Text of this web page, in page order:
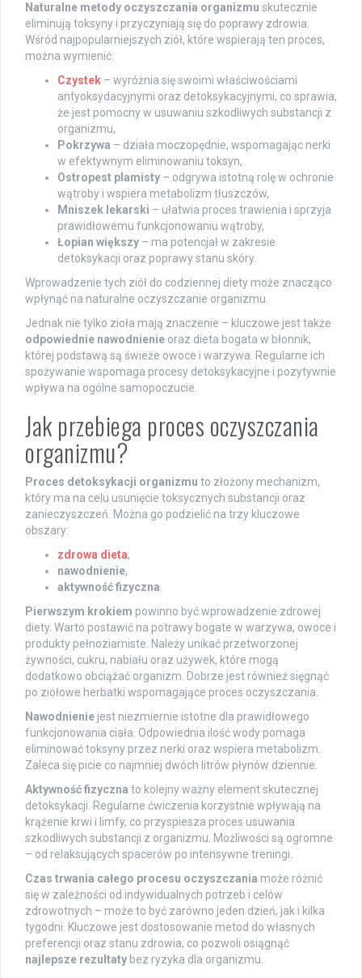
Naturalne metody oczyszczania organizmu skutecznie
eliminują toksyny i przyczyniają się do poprawy zdrowia.
Wśród najpopularniejszych ziół, które wspierają ten proces,
można wymienić:
Czystek – wyróżnia się swoimi właściwościami
antyoksydacyjnymi oraz detoksykacyjnymi, co sprawia,
że jest pomocny w usuwaniu szkodliwych substancji z
organizmu,
Pokrzywa – działa moczopędnie, wspomagając nerki
w efektywnym eliminowaniu toksyn,
Ostropest plamisty – odgrywa istotną rolę w ochronie
wątroby i wspiera metabolizm tłuszczów,
Mniszek lekarski – ułatwia proces trawienia i sprzyja
prawidłowemu funkcjonowaniu wątroby,
Łopian większy – ma potencjał w zakresie
detoksykacji oraz poprawy stanu skóry.
Wprowadzenie tych ziół do codziennej diety może znacząco
wpłynąć na naturalne oczyszczanie organizmu.
Jednak nie tylko zioła mają znaczenie – kluczowe jest także
odpowiednie nawodnienie oraz dieta bogata w błonnik,
której podstawą są świeże owoce i warzywa. Regularne ich
spożywanie wspomaga procesy detoksykacyjne i pozytywnie
wpływa na ogólne samopoczucie.
Jak przebiega proces oczyszczania
organizmu?
Proces detoksykacji organizmu to złożony mechanizm,
który ma na celu usunięcie toksycznych substancji oraz
zanieczyszczeń. Można go podzielić na trzy kluczowe
obszary:
zdrowa dieta,
nawodnienie,
aktywność fizyczna.
Pierwszym krokiem powinno być wprowadzenie zdrowej
diety. Warto postawić na potrawy bogate w warzywa, owoce i
produkty pełnoziarniste. Należy unikać przetworzonej
żywności, cukru, nabiału oraz używek, które mogą
dodatkowo obciążać organizm. Dobrze jest również sięgnąć
po ziołowe herbatki wspomagające proces oczyszczania.
Nawodnienie jest niezmiernie istotne dla prawidłowego
funkcjonowania ciała. Odpowiednia ilość wody pomaga
eliminować toksyny przez nerki oraz wspiera metabolizm.
Zaleca się picie co najmniej dwóch litrów płynów dziennie.
Aktywność fizyczna to kolejny ważny element skutecznej
detoksykacji. Regularne ćwiczenia korzystnie wpływają na
krążenie krwi i limfy, co przyspiesza proces usuwania
szkodliwych substancji z organizmu. Możliwości są ogromne
– od relaksujących spacerów po intensywne treningi.
Czas trwania całego procesu oczyszczania może różnić
się w zależności od indywidualnych potrzeb i celów
zdrowotnych – może to być zarówno jeden dzień, jak i kilka
tygodni. Kluczowe jest dostosowanie metod do własnych
preferencji oraz stanu zdrowia, co pozwoli osiągnąć
najlepsze rezultaty bez ryzyka dla organizmu.